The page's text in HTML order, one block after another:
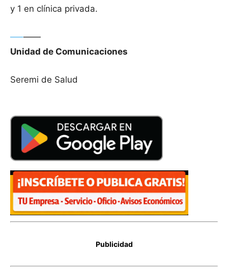
y 1 en clínica privada.
—–——
Unidad de Comunicaciones
Seremi de Salud
Publicidad